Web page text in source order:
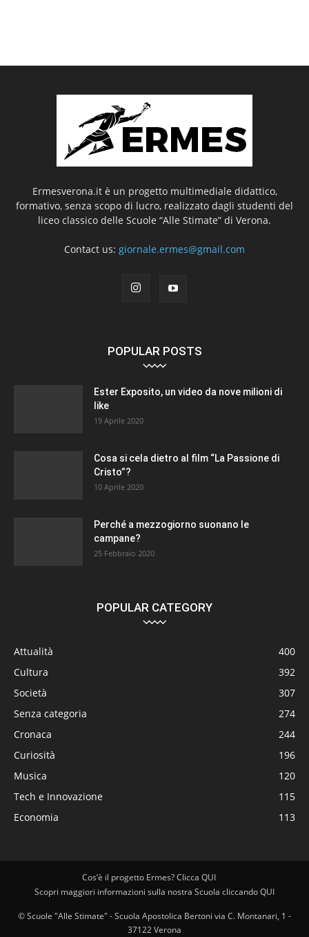
Ermesverona.it è un progetto multimediale didattico,
formativo, senza scopo di lucro, realizzato dagli studenti del
liceo classico delle Scuole “Alle Stimate” di Verona.
Contact us: giornale.ermes@gmail.com
POPULAR POSTS
Ester Exposito, un video da nove milioni di
like
19 Aprile 2020
Cosa si cela dietro al film “La Passione di
Cristo”?
10 Aprile 2020
Perché a mezzogiorno suonano le
campane?
25 Febbraio 2020
POPULAR CATEGORY
Attualità
400
Cultura
392
Società
307
Senza categoria
274
Cronaca
244
Curiosità
196
Musica
120
Tech e Innovazione
115
Economia
113
Cos’è il progetto Ermes? Clicca QUI
Scopri maggiori informazioni sulla nostra Scuola cliccando QUI
© Scuole "Alle Stimate" - Scuola Apostolica Bertoni via C. Montanari, 1 -
37122 Verona